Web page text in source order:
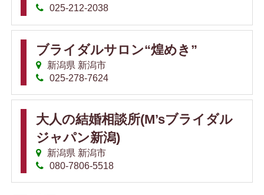
025-212-2038
ブライダルサロン“煌めき”
新潟県 新潟市
025-278-7624
大人の結婚相談所(M’sブライダル
ジャパン新潟)
新潟県 新潟市
080-7806-5518